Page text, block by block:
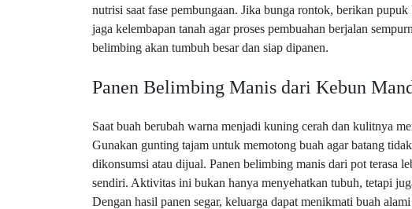
nutrisi saat fase pembungaan. Jika bunga rontok, berikan
jaga kelembapan tanah agar proses pembuahan berjalan
belimbing akan tumbuh besar dan siap dipanen.
Panen Belimbing Manis dari Kebun
Saat buah berubah warna menjadi kuning cerah dan kulitnya
Gunakan gunting tajam untuk memotong buah agar batang
dikonsumsi atau dijual. Panen belimbing manis dari pot terasa
sendiri. Aktivitas ini bukan hanya menyehatkan tubuh, tetapi
Dengan hasil panen segar, keluarga dapat menikmati buah